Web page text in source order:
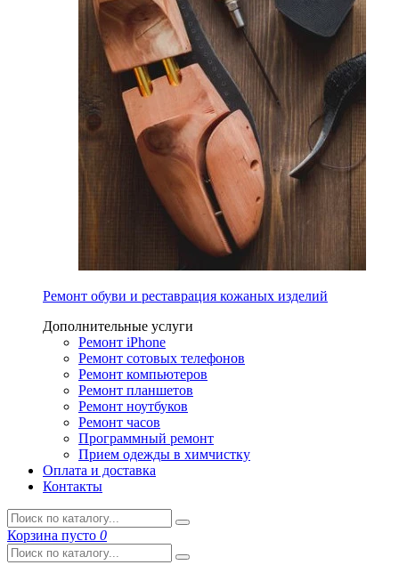
Ремонт обуви и реставрация кожаных изделий
Дополнительные услуги
Ремонт iPhone
Ремонт сотовых телефонов
Ремонт компьютеров
Ремонт планшетов
Ремонт ноутбуков
Ремонт часов
Программный ремонт
Прием одежды в химчистку
Оплата и доставка
Контакты
Корзина пусто 0